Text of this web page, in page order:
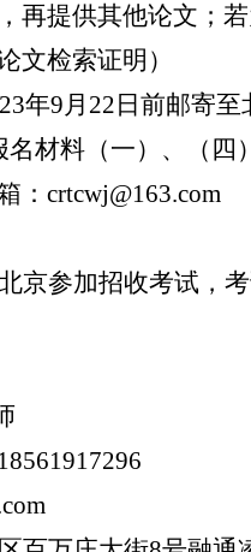
再提供其他论文；
文检索证明）
年9月22日前邮寄
材料（一）、（四
：crtcwj@163.com
京参加招收考试，